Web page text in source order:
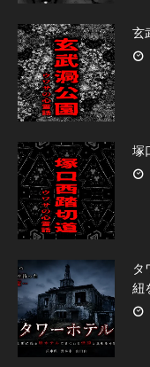
玄
塚
タ
紐